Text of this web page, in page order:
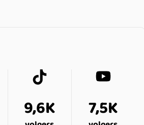
9,6K 7,5K